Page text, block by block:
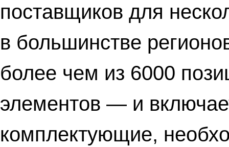
поставщиков для
в большинстве
более чем из 6000
элементов — и
комплектующие,